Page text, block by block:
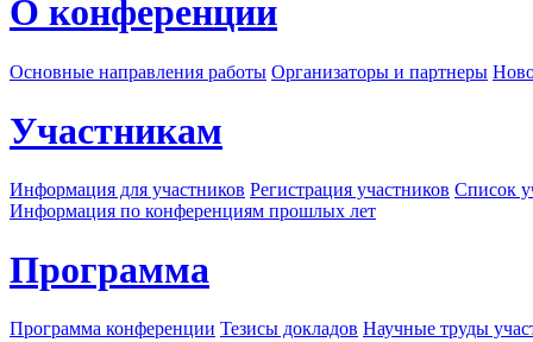
О конференции
Основные направления работы Организаторы и партнеры
Участникам
Информация для участников Регистрация участников Список
Информация по конференциям прошлых лет
Программа
Программа конференции Тезисы докладов Научные труды